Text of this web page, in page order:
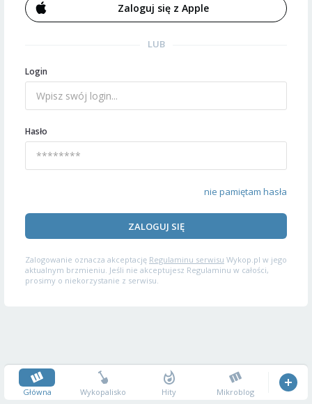
Zaloguj się z Apple
LUB
Login
Hasło
nie pamiętam hasła
ZALOGUJ SIĘ
Zalogowanie oznacza akceptację Regulaminu serwisu Wykop.pl w jego
aktualnym brzmieniu. Jeśli nie akceptujesz Regulaminu w całości,
prosimy o niekorzystanie z serwisu.
Główna Wykopalisko Hity Mikroblog